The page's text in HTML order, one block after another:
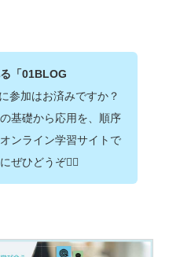
「01BLOG
に参加はお済みですか？
基礎から応用を、順序
ンライン学習サイトで
ぜひどうぞ💁‍♂️